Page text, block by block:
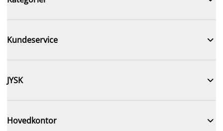
Kundeservice 
JYSK 
Hovedkontor 